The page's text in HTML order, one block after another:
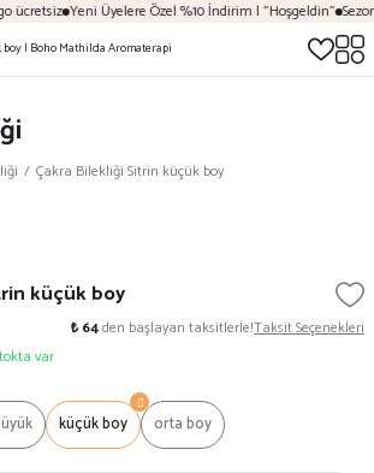
ücretsiz Yeni Üyelere Özel %10 İndirim | "Hoşgeldin"
Çakra Bilekliği Sitrin küçük boy
küçük boy
₺ 64den başlayan taksitlerle!Taksit Seçenekleri
var
küçük boy orta boy